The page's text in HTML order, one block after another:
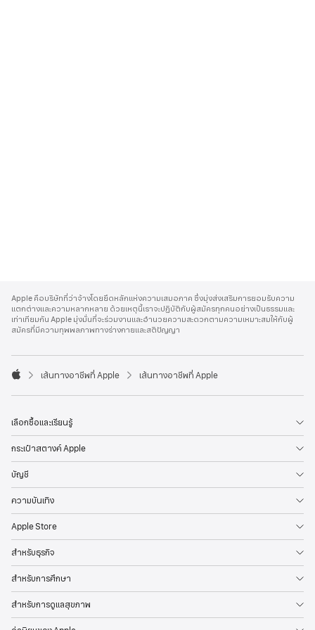
p
p
l
e
o
t
r
Apple คือบริษัทที่ว่าจ้างโดยยึดหลักแห่งความเสมอภาค ซึ่งมุ่งส่งเสริมการยอมรับความ
แตกต่างและความหลากหลาย ด้วยเหตุนี้เราจะปฏิบัติกับผู้สมัครทุกคนอย่างเป็นธรรมและ
เท่าเทียมกัน Apple มุ่งมั่นที่จะร่วมงานและอำนวยความสะดวกตามความเหมาะสมให้กับผู้
สมัครที่มีความทุพพลภาพทางร่างกายและสติปัญญา

p
l
เส้นทางอาชีพที่ Apple เส้นทางอาชีพที่ Apple
เลือกซื้อและเรียนรู้
กระเป๋าสตางค์ Apple
บัญชี
ความบันเทิง
Apple Store
สำหรับธุรกิจ
สำหรับการศึกษา
สำหรับการดูแลสุขภาพ